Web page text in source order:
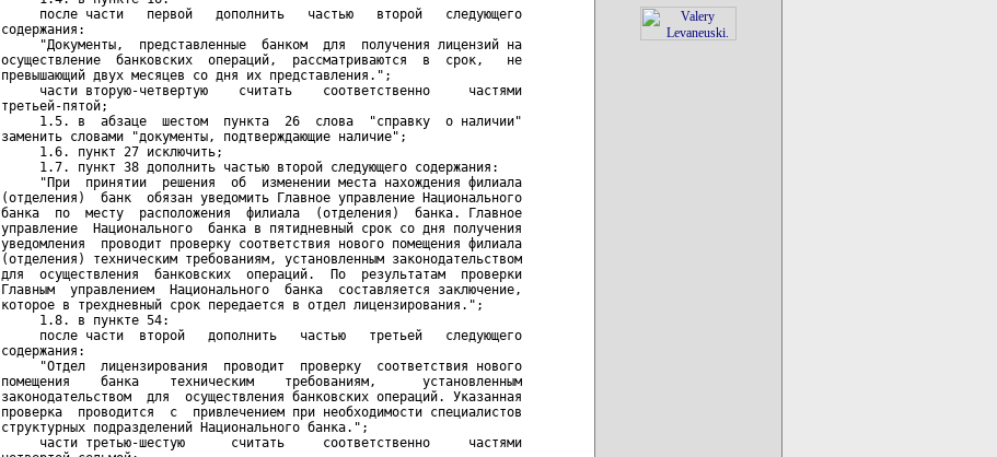
     после части   первой   дополнить   частью   второй   следующего
содержания:
     "Документы,  представленные  банком  для  получения лицензий на
осуществление  банковских  операций,  рассматриваются  в  срок,   не
превышающий двух месяцев со дня их представления.";
     части вторую-четвертую    считать    соответственно     частями
третьей-пятой;
     1.5. в  абзаце  шестом  пункта  26  слова  "справку  о наличии"
заменить словами "документы, подтверждающие наличие";
     1.6. пункт 27 исключить;
     1.7. пункт 38 дополнить частью второй следующего содержания:
     "При  принятии  решения  об  изменении места нахождения филиала
(отделения)  банк  обязан уведомить Главное управление Национального
банка  по  месту  расположения  филиала  (отделения)  банка. Главное
управление  Национального  банка в пятидневный срок со дня получения
уведомления  проводит проверку соответствия нового помещения филиала
(отделения) техническим требованиям, установленным законодательством
для  осуществления  банковских  операций.  По  результатам  проверки
Главным  управлением  Национального  банка  составляется заключение,
которое в трехдневный срок передается в отдел лицензирования.";
     1.8. в пункте 54:
     после части  второй   дополнить   частью   третьей   следующего
содержания:
     "Отдел  лицензирования  проводит  проверку  соответствия нового
помещения    банка    техническим    требованиям,      установленным
законодательством  для  осуществления банковских операций. Указанная
проверка  проводится  с  привлечением при необходимости специалистов
структурных подразделений Национального банка.";
     части третью-шестую      считать     соответственно     частями